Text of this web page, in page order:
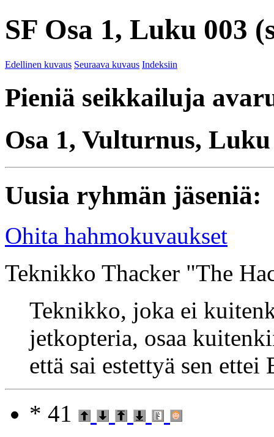
SF Osa 1, Luku 003
Edellinen kuvaus Seuraava kuvaus Indeksiin
Pieniä seikkailuja
Osa 1, Vulturnus,
Uusia ryhmän jäseniä:
Ohita hahmokuvaukset
Teknikko Thacker "The
Teknikko, joka ei
jetkopteria, osaa
että sai estettyä sen
* 41